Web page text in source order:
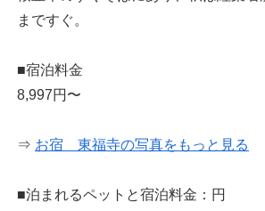
まですぐ。
■宿泊料金
8,997円〜
⇒ お宿 東福寺の写真をもっと見る
■泊まれるペットと宿泊料金：円